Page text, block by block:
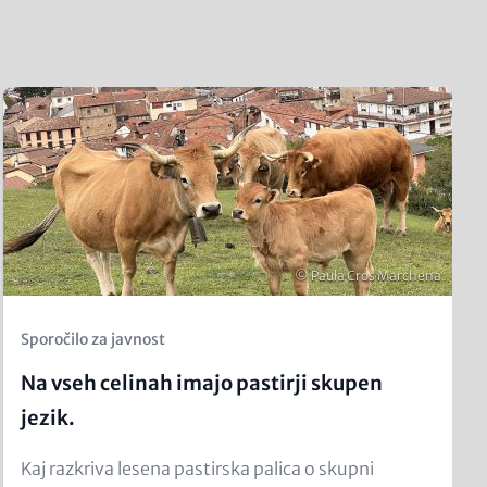
Teaser
Image
Copyright
© Paula Cros Marchena
Kicker
Sporočilo za javnost
Na vseh celinah imajo pastirji skupen
jezik.
Text
Kaj razkriva lesena pastirska palica o skupni